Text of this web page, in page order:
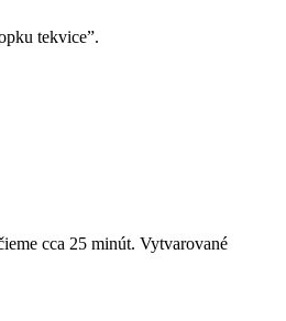
tekvice”.
cca 25 minút. Vytvarované